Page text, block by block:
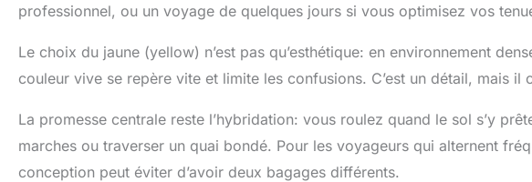
professionnel, ou un voyage de quelques jours si vous optimisez vos
Le choix du jaune (yellow) n’est pas qu’esthétique: en environnement
couleur vive se repère vite et limite les confusions. C’est un détail, mais il
La promesse centrale reste l’hybridation: vous roulez quand le sol s’y
marches ou traverser un quai bondé. Pour les voyageurs qui alternent
conception peut éviter d’avoir deux bagages différents.